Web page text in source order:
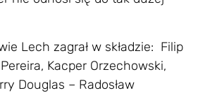
Lech zagrał w składzie: Filip
Kacper Orzechowski,
Douglas – Radosław